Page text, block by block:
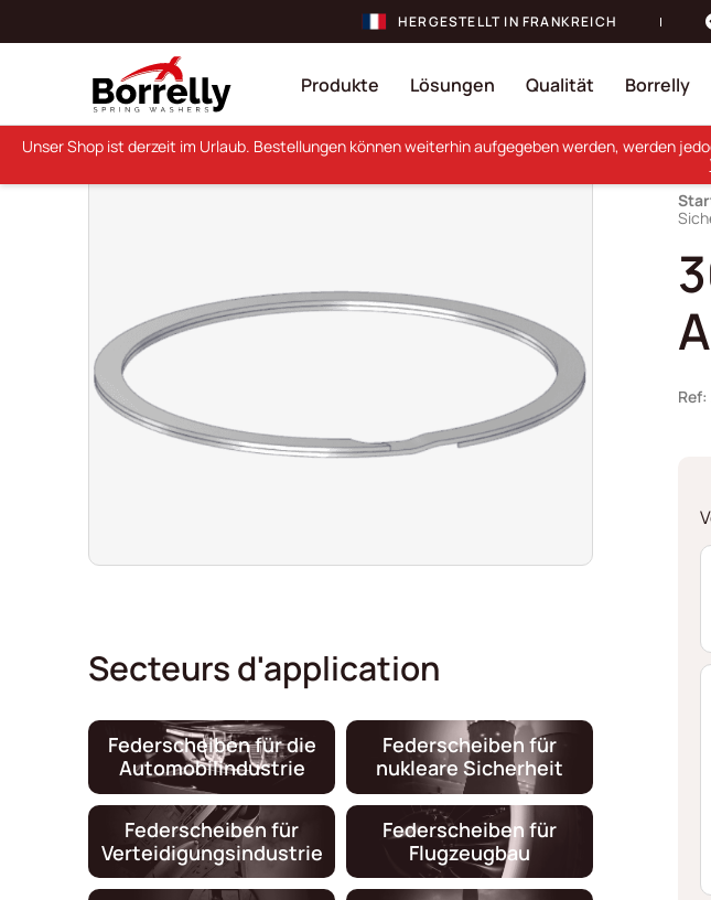
HERGESTELLT IN FRANKREICH
Produkte Lösungen Qualität Borrelly
Secteurs d'application
Federscheiben für die
Automobilindustrie
Federscheiben für
nukleare Sicherheit
Federscheiben für
Verteidigungsindustrie
Federscheiben für
Flugzeugbau
Ref:
Unser Shop ist derzeit im Urlaub. Bestellungen können weiterhin aufgegeben werden, werden